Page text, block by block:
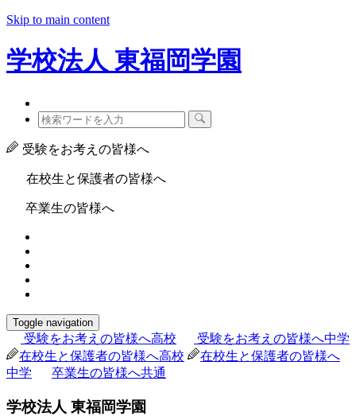
Skip to main content
学校法人 東福岡学園
受験をお考えの皆様へ
在校生と保護者の皆様へ
卒業生の皆様へ
Toggle navigation
受験をお考えの皆様へ高校 受験をお考えの皆様へ中学
在校生と保護者の皆様へ高校
在校生と保護者の皆様へ
中学
卒業生の皆様へ共通
学校法人 東福岡学園